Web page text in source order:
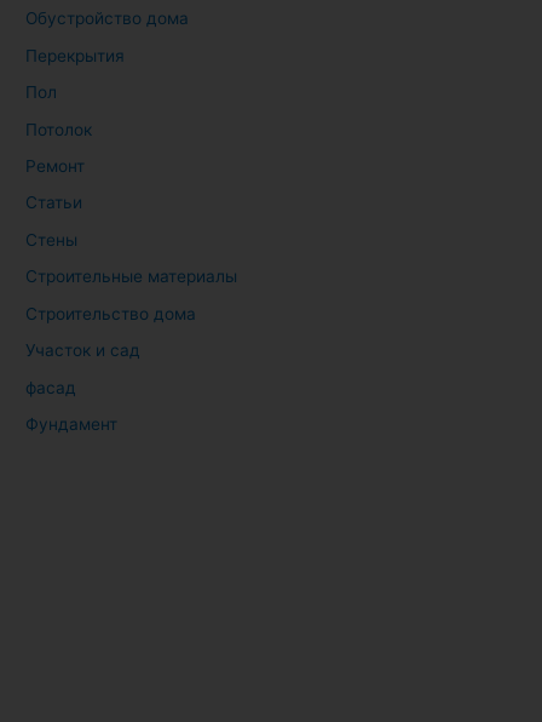
Обустройство дома
Перекрытия
Пол
Потолок
Ремонт
Статьи
Стены
Строительные материалы
Строительство дома
Участок и сад
фасад
Фундамент